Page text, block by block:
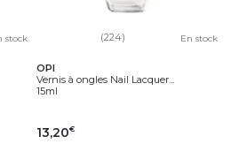
stock (224) En stock
OPI
Vernis à ongles Nail Lacquer...
15ml
13,20€